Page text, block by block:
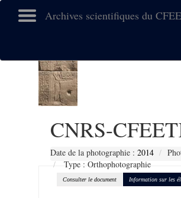
Archives scientifiques du
CNRS-
Date de la photographie : 2014
Type : Orthophotographie
Consulter le document Information sur les